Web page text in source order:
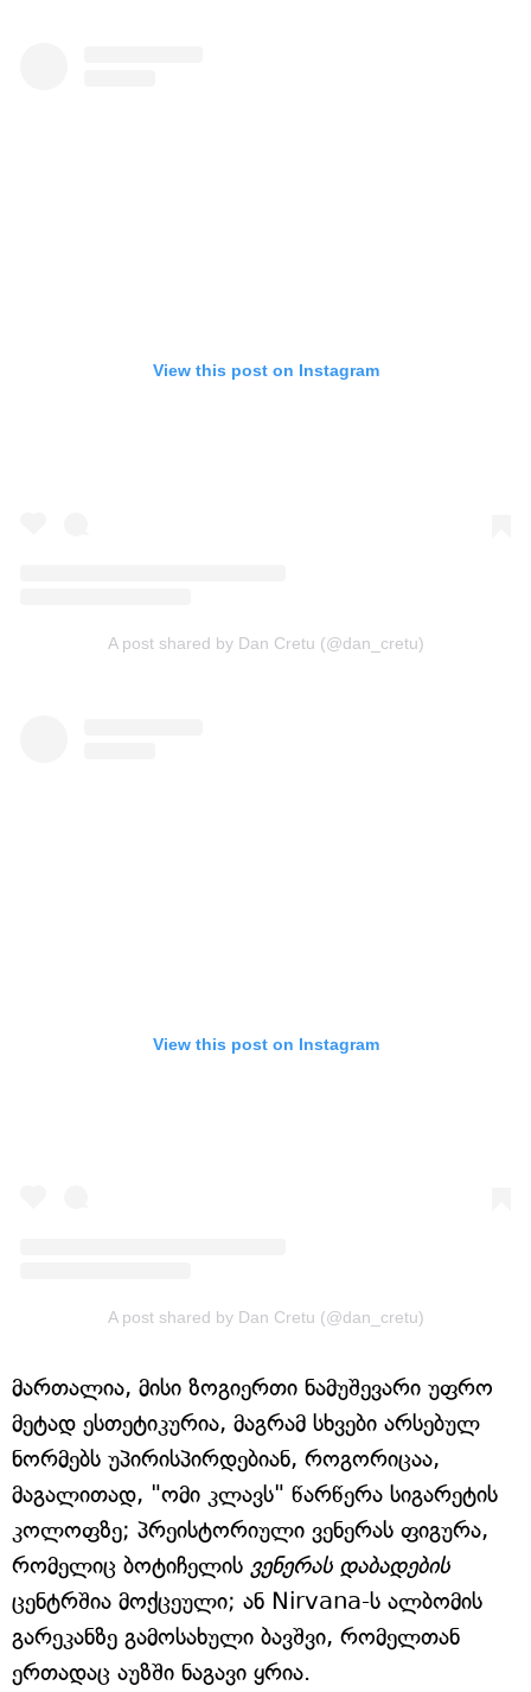
View this post on Instagram
A post shared by Dan Cretu (@dan_cretu)
View this post on Instagram
A post shared by Dan Cretu (@dan_cretu)
მართალია, მისი ზოგიერთი ნამუშევარი უფრო
მეტად ესთეტიკურია, მაგრამ სხვები არსებულ
ნორმებს უპირისპირდებიან, როგორიცაა,
მაგალითად, "ომი კლავს" წარწერა სიგარეტის
კოლოფზე; პრეისტორიული ვენერას ფიგურა,
რომელიც ბოტიჩელის ვენერას დაბადების
ცენტრშია მოქცეული; ან Nirvana-ს ალბომის
გარეკანზე გამოსახული ბავშვი, რომელთან
ერთადაც აუზში ნაგავი ყრია.